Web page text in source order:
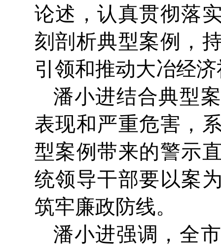
论述，认真贯彻落
刻剖析典型案例，
引领和推动大冶经
潘小进结合典型
表现和严重危害，
型案例带来的警示
统领导干部要以案
筑牢廉政防线。
潘小进强调，全